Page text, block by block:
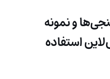
و نمونه
استفاده